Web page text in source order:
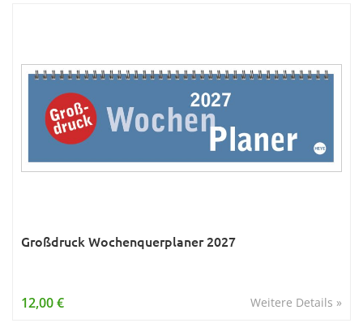
Großdruck Wochenquerplaner 2027
Weitere Details »
12,00 €